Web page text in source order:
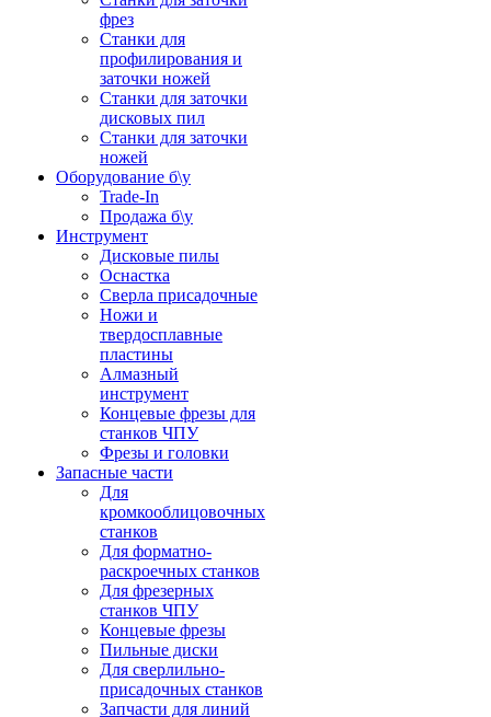
фрез
Станки для
профилирования и
заточки ножей
Станки для заточки
дисковых пил
Станки для заточки
ножей
Оборудование б\у
Trade-In
Продажа б\у
Инструмент
Дисковые пилы
Оснастка
Сверла присадочные
Ножи и
твердосплавные
пластины
Алмазный
инструмент
Концевые фрезы для
станков ЧПУ
Фрезы и головки
Запасные части
Для
кромкооблицовочных
станков
Для форматно-
раскроечных станков
Для фрезерных
станков ЧПУ
Концевые фрезы
Пильные диски
Для сверлильно-
присадочных станков
Запчасти для линий